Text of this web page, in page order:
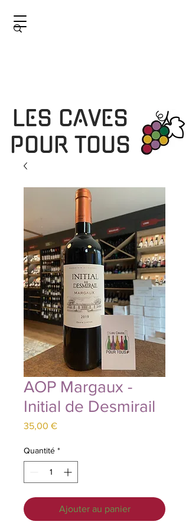
LES CAVES
POUR TOUS
AOP Margaux -
Initial de Desmirail
35,00 €Prix
Quantité *
Ajouter au panier